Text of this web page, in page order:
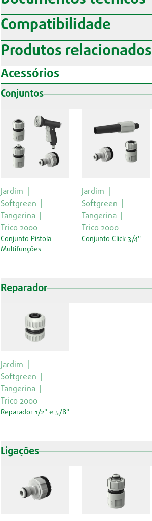
Compatibilidade
Produtos relacionados
Acessórios
Conjuntos
Jardim
Softgreen
Tangerina
Trico 2000
Conjunto Pistola
Multifunções
Jardim
Softgreen
Tangerina
Trico 2000
Conjunto Click 3/4''
Reparador
Jardim
Softgreen
Tangerina
Trico 2000
Reparador 1/2'' e 5/8''
Ligações